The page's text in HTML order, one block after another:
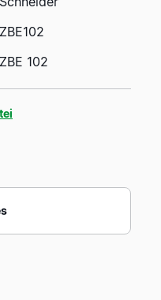
ZBE102
ZBE 102